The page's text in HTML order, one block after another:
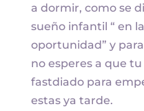
a dormir, como se
sueño infantil “ en
oportunidad” y
no esperes a que
fastdiado para
estas ya tarde.